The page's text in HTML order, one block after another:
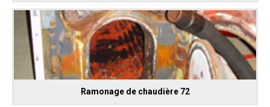
Ramonage de chaudière 72